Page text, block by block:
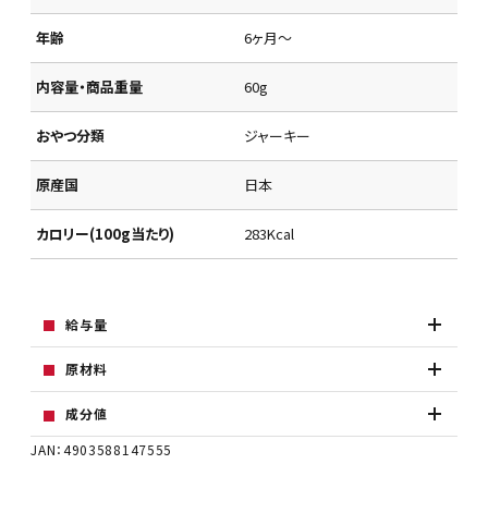
年齢 6ヶ月～
内容量・商品重量 60g
おやつ分類 ジャーキー
原産国 日本
カロリー(100g当たり) 283Kcal
給与量
原材料
成分値
JAN：4903588147555